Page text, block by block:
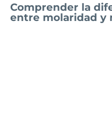
Comprender la
entre molaridad y